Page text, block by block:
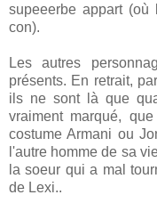
supeeerbe appart
con).
Les autres
présents. En retrait,
ils ne sont là que
vraiment marqué,
costume Armani ou
l'autre homme de sa
la soeur qui a mal
de Lexi..